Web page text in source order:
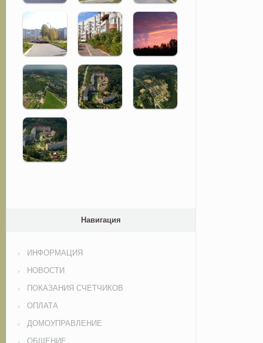
Навигация
ИНФОРМАЦИЯ
НОВОСТИ
ПОКАЗАНИЯ СЧЕТЧИКОВ
ОПЛАТА
ДОМОУПРАВЛЕНИЕ
ОБЩЕНИЕ